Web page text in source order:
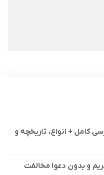
کامل + انواع، تاریخچه و
و بدون دعوا مخالفت